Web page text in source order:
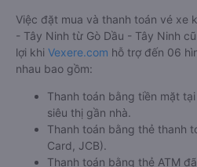
Việc đặt mua và thanh toán vé xe
- Tây Ninh từ Gò Dầu - Tây Ninh
lợi khi Vexere.com hỗ trợ đến 06
nhau bao gồm:
Thanh toán bằng tiền mặt
siêu thị gần nhà.
Thanh toán bằng thẻ thanh
Card, JCB).
Thanh toán bằng thẻ ATM